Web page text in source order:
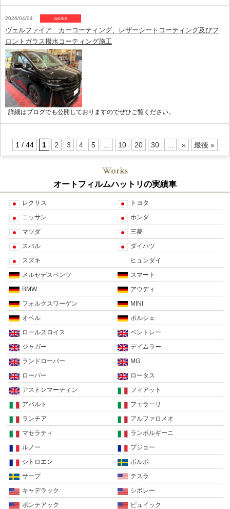
2026/04/04 works
ヴェルファイア カーコーティング、レザーシートコーティング及びフ
ロントガラス撥水コーティング施工
詳細はブログでも公開しておりますのでぜひご覧ください。
1 / 44 1 2 3 4 5 10 20 30 » 最後 »
オートフィルムハットリの実績車
レクサス
トヨタ
ニッサン
ホンダ
マツダ
三菱
スバル
ダイハツ
スズキ
ヒュンダイ
メルセデスベンツ
スマート
BMW
アウディ
フォルクスワーゲン
MINI
オペル
ポルシェ
ロールスロイス
ベントレー
ジャガー
デイムラー
ランドローバー
MG
ローバー
ロータス
アストンマーティン
フィアット
アバルト
フェラーリ
ランチア
アルファロメオ
マセラティ
ランボルギーニ
ルノー
プジョー
シトロエン
ボルボ
サーブ
テスラ
キャデラック
シボレー
ポンテアック
ビュイック